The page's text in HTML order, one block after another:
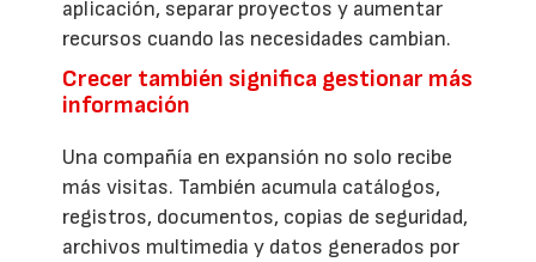
aplicación, separar proyectos y aumentar
recursos cuando las necesidades cambian.
Crecer también significa gestionar más
información
Una compañía en expansión no solo recibe
más visitas. También acumula catálogos,
registros, documentos, copias de seguridad,
archivos multimedia y datos generados por